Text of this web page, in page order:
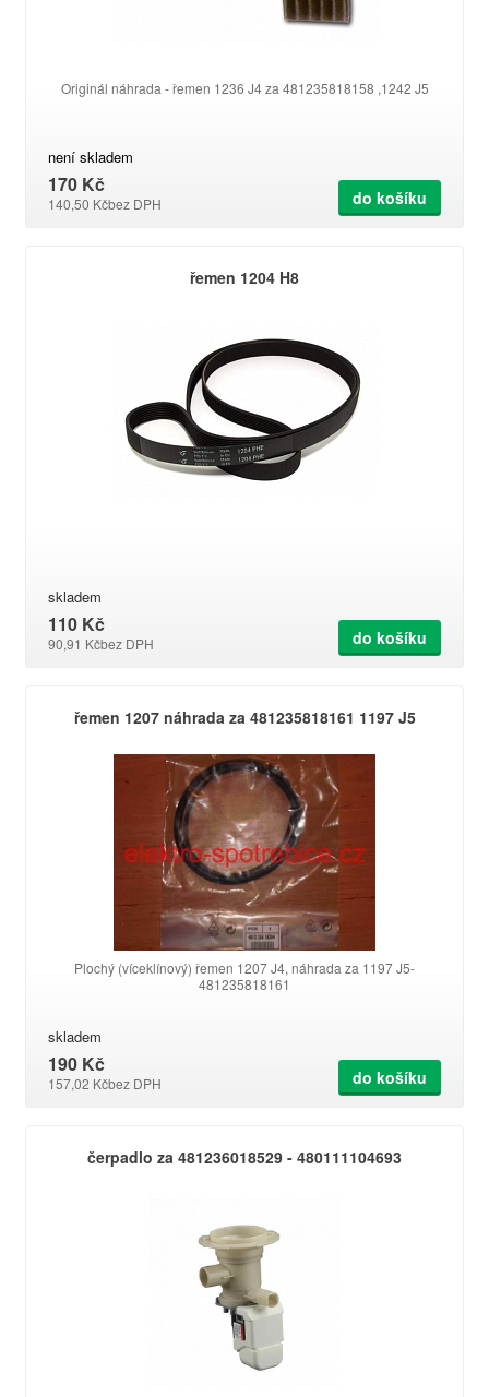
Originál náhrada - řemen 1236 J4 za 481235818158 ,1242 J5
není skladem
170 Kč
140,50 Kčbez DPH do košíku
řemen 1204 H8
skladem
110 Kč
90,91 Kčbez DPH do košíku
řemen 1207 náhrada za 481235818161 1197 J5
Plochý (víceklínový) řemen 1207 J4, náhrada za 1197 J5-
481235818161
skladem
190 Kč
157,02 Kčbez DPH do košíku
čerpadlo za 481236018529 - 480111104693